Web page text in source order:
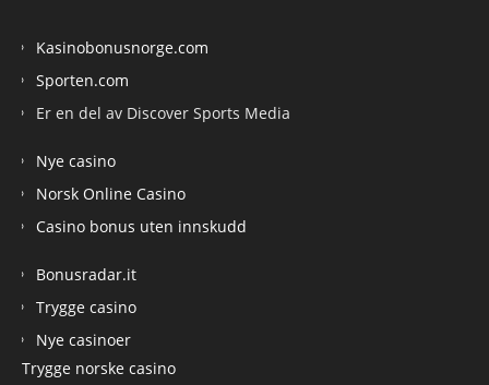
Kasinobonusnorge.com
Sporten.com
Er en del av Discover Sports Media
Nye casino
Norsk Online Casino
Casino bonus uten innskudd
Bonusradar.it
Trygge casino
Nye casinoer
Trygge norske casino